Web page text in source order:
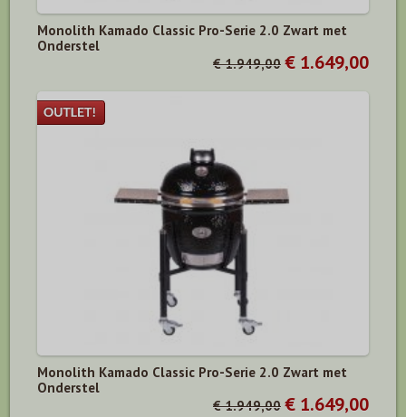
Monolith Kamado Classic Pro-Serie 2.0 Zwart met
Onderstel
€ 1.949,00 € 1.649,00
Monolith Kamado Classic Pro-Serie 2.0 Zwart met
Onderstel
€ 1.949,00 € 1.649,00